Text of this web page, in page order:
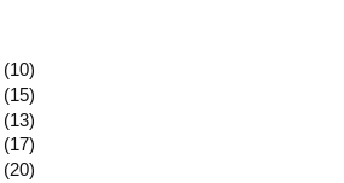
(10)
(15)
(13)
(17)
(20)